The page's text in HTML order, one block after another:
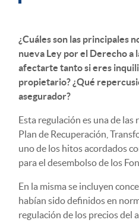
¿Cuáles son las principales
nueva Ley por el Derecho a
afectarte tanto si eres
propietario? ¿Qué
asegurador?
Esta regulación es una de las
Plan de Recuperación,
uno de los hitos acordados
para el desembolso de los
En la misma se incluyen
habían sido definidos en
regulación de los precios del